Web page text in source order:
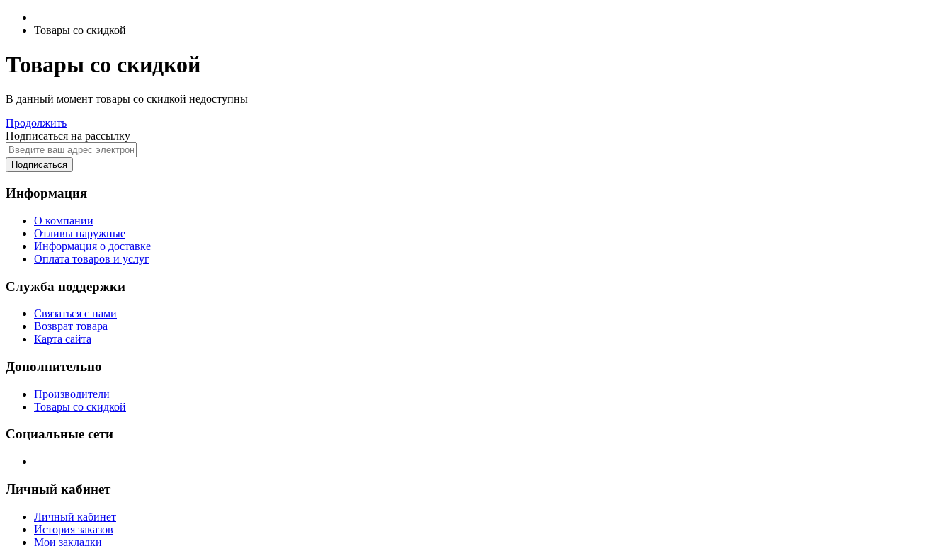
Товары со скидкой
Товары со скидкой
В данный момент товары со скидкой недоступны
Продолжить
Подписаться на рассылку
Подписаться
Информация
О компании
Отливы наружные
Информация о доставке
Оплата товаров и услуг
Служба поддержки
Связаться с нами
Возврат товара
Карта сайта
Дополнительно
Производители
Товары со скидкой
Социальные сети
Личный кабинет
Личный кабинет
История заказов
Мои закладки